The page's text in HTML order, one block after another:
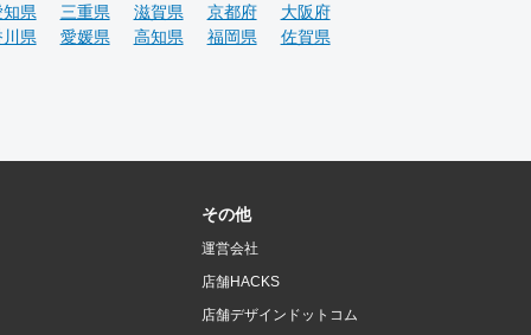
知県 三重県 滋賀県 京都府
大阪府
川県 愛媛県 高知県 福岡県
佐賀県
その他
運営会社
店舗HACKS
店舗デザインドットコム